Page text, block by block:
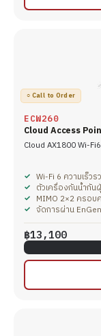
○ Call to Order
ECW260
Cloud Access
Wi-Fi 6 ความเร็ว
ตัวเครื่องกันน้ำกั
MIMO 2×2 ครอบ
จัดการผ่าน
฿13,100